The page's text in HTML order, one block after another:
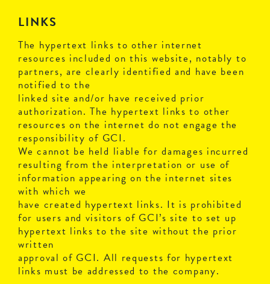
LINKS
The hypertext links to other internet
resources included on this website, notably to
partners, are clearly identified and have been
notified to the
linked site and/or have received prior
authorization. The hypertext links to other
resources on the internet do not engage the
responsibility of GCI.
We cannot be held liable for damages incurred
resulting from the interpretation or use of
information appearing on the internet sites
with which we
have created hypertext links. It is prohibited
for users and visitors of GCI’s site to set up
hypertext links to the site without the prior
written
approval of GCI. All requests for hypertext
links must be addressed to the company.